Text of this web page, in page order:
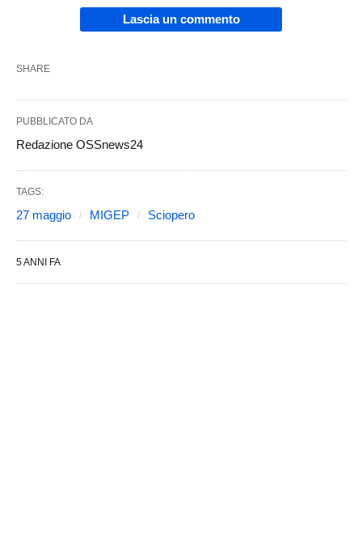
Lascia un commento
SHARE
PUBBLICATO DA
Redazione OSSnews24
TAGS:
27 maggio MIGEP Sciopero
5 ANNI FA